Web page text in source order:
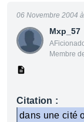
Mxp_57
Membre
06 Novembre 2004
Citation :
dans une cité